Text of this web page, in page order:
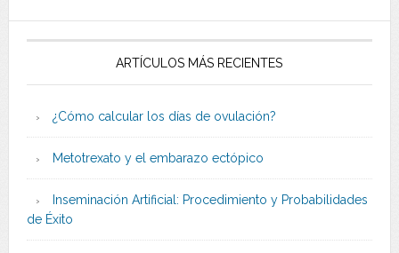
ARTÍCULOS MÁS RECIENTES
¿Cómo calcular los días de ovulación?
Metotrexato y el embarazo ectópico
Inseminación Artificial: Procedimiento y Probabilidades
de Éxito